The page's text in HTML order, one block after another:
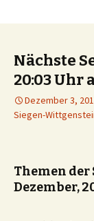
Nächste
20:03 Uhr
Dezember 3,
Siegen-
Themen der
Dezember,